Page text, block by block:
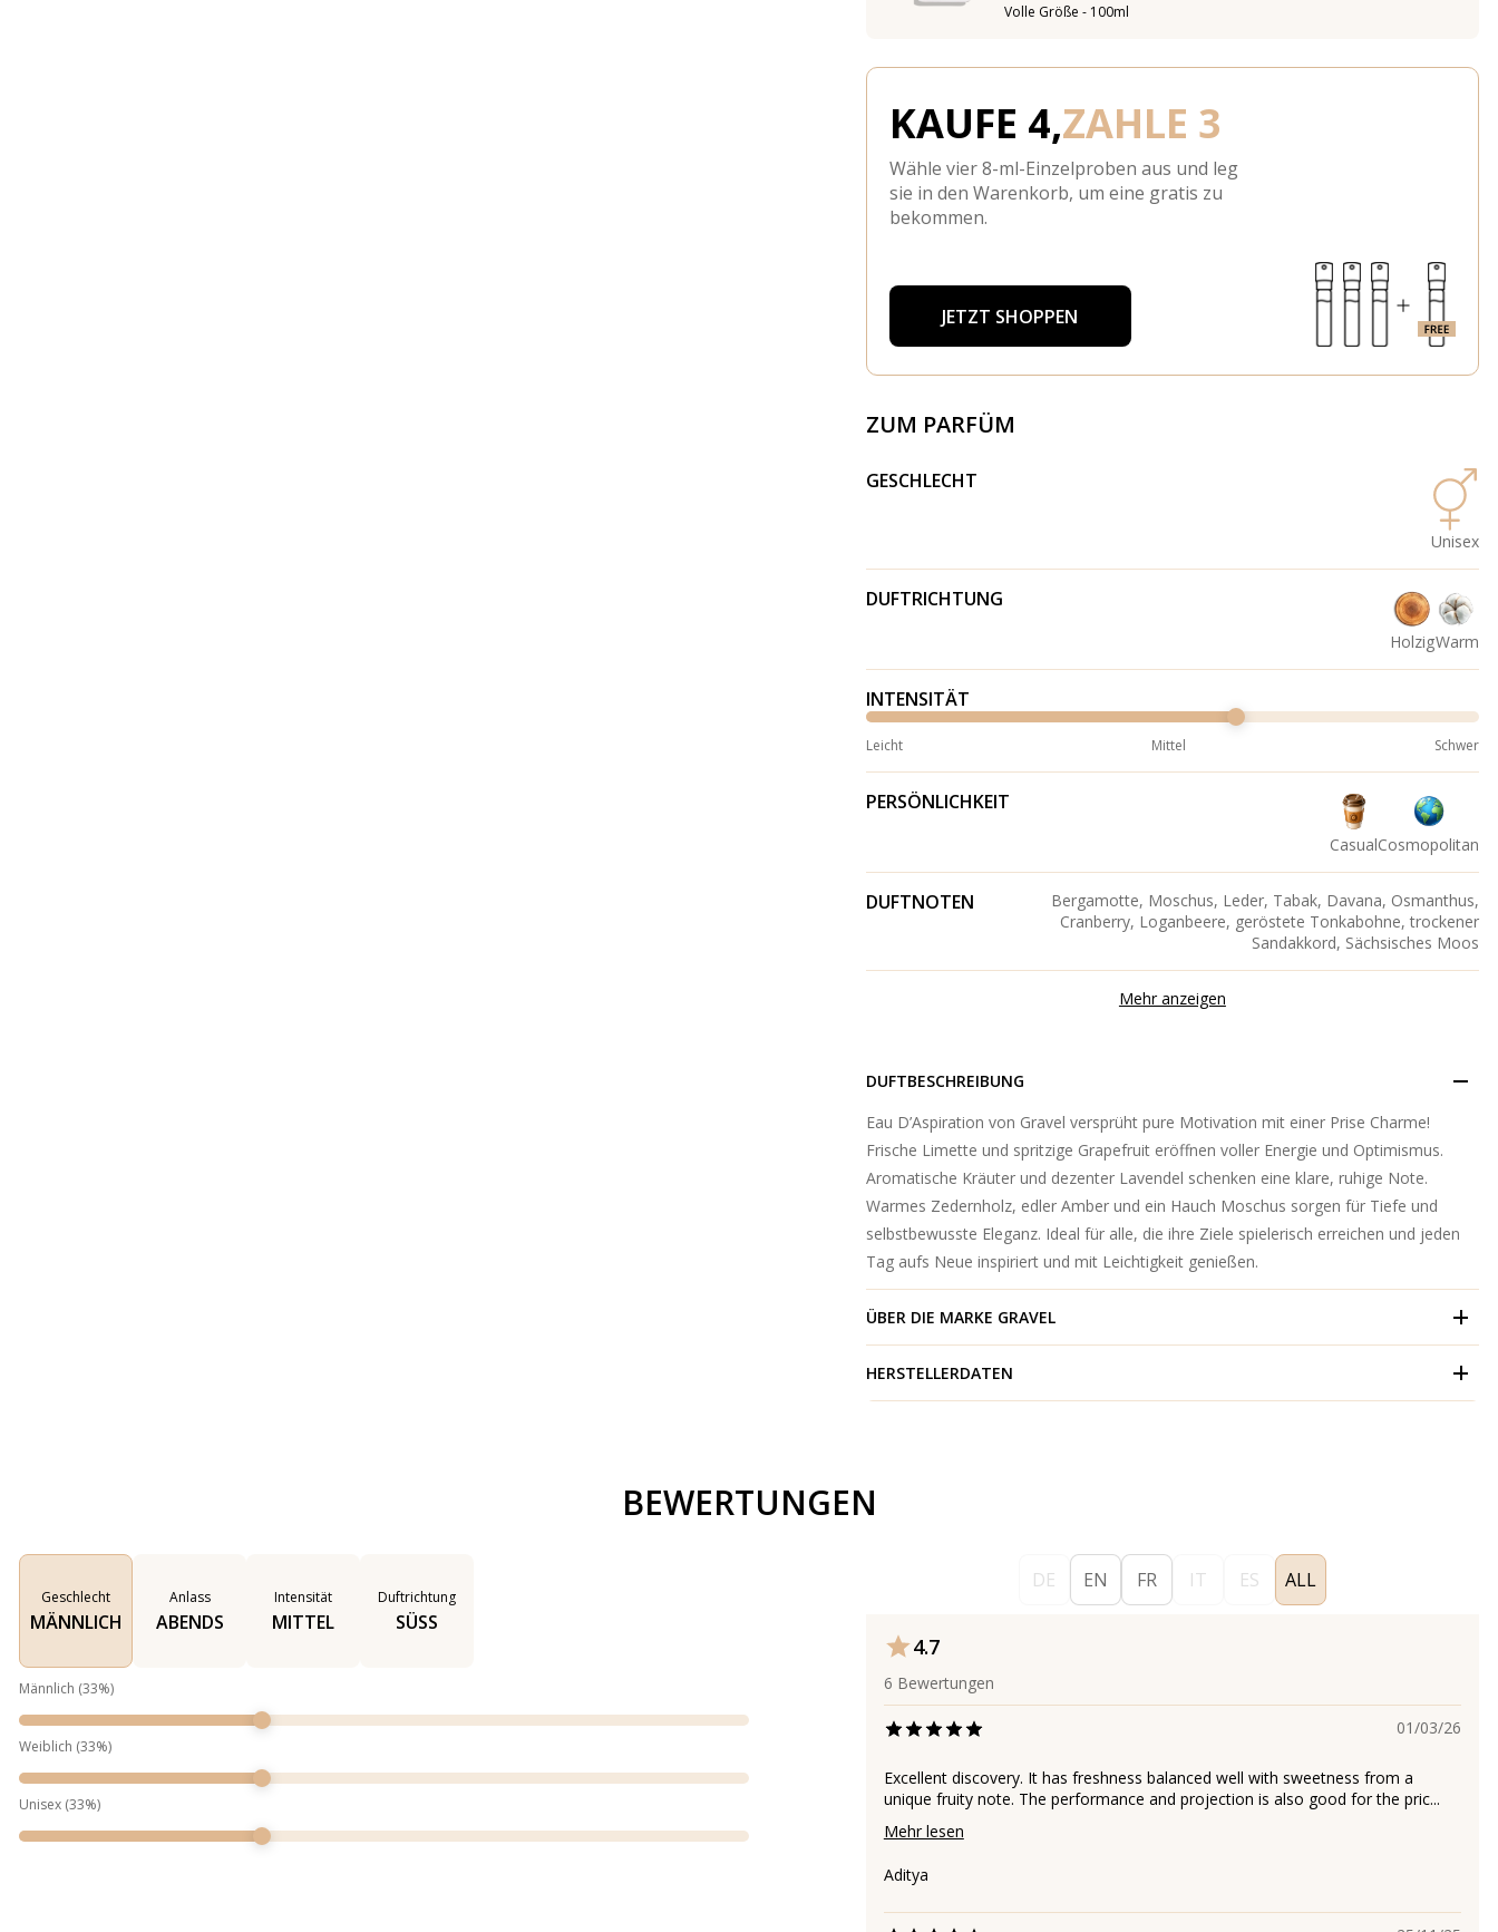
Volle Größe - 100ml
KAUFE 4,ZAHLE 3
Wähle vier 8-ml-Einzelproben aus und leg
sie in den Warenkorb, um eine gratis zu
bekommen.
JETZT SHOPPEN
ZUM PARFÜM
GESCHLECHT
Unisex
DUFTRICHTUNG
HolzigWarm
INTENSITÄT
Leicht Mittel Schwer
PERSÖNLICHKEIT
CasualCosmopolitan
DUFTNOTEN
Bergamotte, Moschus, Leder, Tabak, Davana, Osmanthus,
Cranberry, Loganbeere, geröstete Tonkabohne, trockener
Sandakkord, Sächsisches Moos
Mehr anzeigen
DUFTBESCHREIBUNG
Eau D’Aspiration von Gravel versprüht pure Motivation mit einer Prise Charme!
Frische Limette und spritzige Grapefruit eröffnen voller Energie und Optimismus.
Aromatische Kräuter und dezenter Lavendel schenken eine klare, ruhige Note.
Warmes Zedernholz, edler Amber und ein Hauch Moschus sorgen für Tiefe und
selbstbewusste Eleganz. Ideal für alle, die ihre Ziele spielerisch erreichen und jeden
Tag aufs Neue inspiriert und mit Leichtigkeit genießen.
ÜBER DIE MARKE GRAVEL
HERSTELLERDATEN
BEWERTUNGEN
Geschlecht
MÄNNLICH
Anlass
ABENDS
Intensität
MITTEL
Duftrichtung
SÜSS
Männlich (33%)
Weiblich (33%)
Unisex (33%)
DE EN FR IT ES ALL
4.7
6 Bewertungen
01/03/26
Excellent discovery. It has freshness balanced well with sweetness from a
unique fruity note. The performance and projection is also good for the pric...
Mehr lesen
Aditya